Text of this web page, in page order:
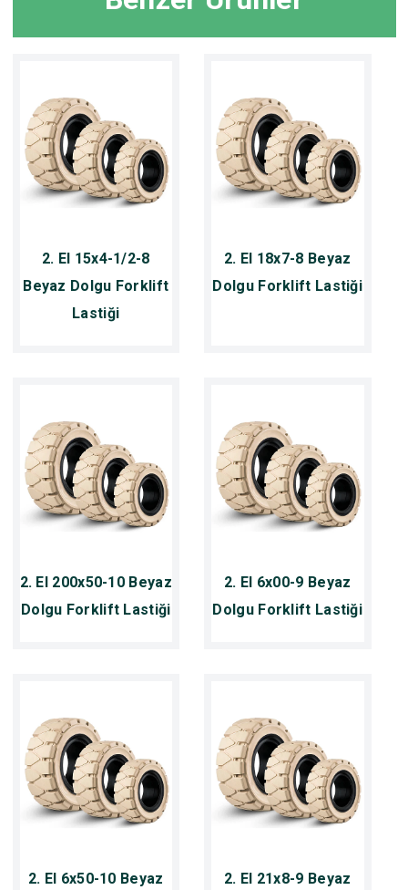
2. El 15x4-1/2-8
Beyaz Dolgu Forklift
Lastiği
2. El 18x7-8 Beyaz
Dolgu Forklift Lastiği
2. El 200x50-10 Beyaz
Dolgu Forklift Lastiği
2. El 6x00-9 Beyaz
Dolgu Forklift Lastiği
2. El 6x50-10 Beyaz
2. El 21x8-9 Beyaz